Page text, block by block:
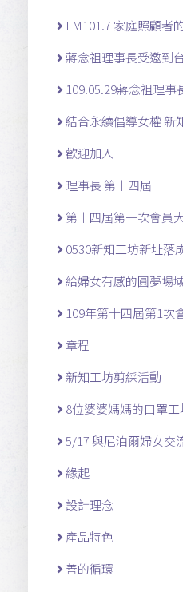
FM101.7 家庭照顧者
蔣念祖理事長受邀到
109.05.29蔣念祖理事
結合永續倡導女權 新
歡迎加入
理事長 第十四屆
第十四屆第一次會員
0530新知工坊新址落
給婦女有感的圓夢場
109年第十四屆第1次
章程
新知工坊剪綵活動
8位婆婆媽媽的口罩
5/17 與尼泊爾婦女交
緣起
設計理念
產品特色
善的循環